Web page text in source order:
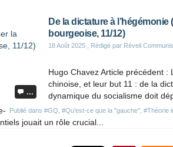
…
De la dictature à
bourgeoise, 11/12)
18 Août 2025 , Rédigé par Réveil
Publié dans #GQ #Qu'est-ce que la "gauche" #Théorie
Hugo Chavez Article précédent :
chinoise, et leur but 11 : de la
dynamique du socialisme doit
jouait un rôle crucial...